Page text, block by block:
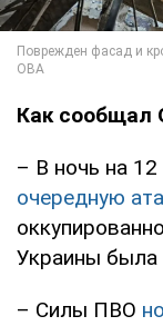
Как сообщал
– В ночь на
очередную
Украины была
– Силы ПВО